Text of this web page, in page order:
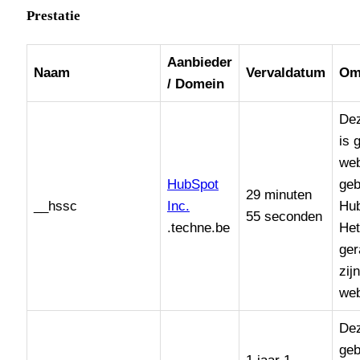
Prestatie
Naam
Aanbieder
/ Domein
Vervaldatum
__hssc
HubSpot
Inc.
.techne.be
29 minuten
55 seconden
is